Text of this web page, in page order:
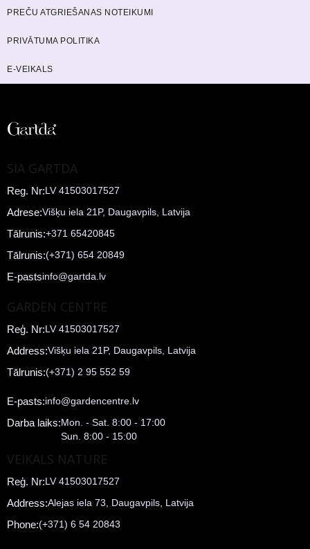
E-VEIKALS
PRIVĀTUMA POLITIKA
PREČU ATGRIEŠANAS NOTEIKUMI
SIA GARTDA
Reg. Nr:LV 41503017527
Adrese:Višķu iela 21P, Daugavpils, Latvija
Tālrunis:+371 65420845
Tālrunis:(+371) 654 20849
E-pastsinfo@gartda.lv
GARDEN CENTRE
Reģ. Nr:LV 41503017527
Address:Višķu iela 21P, Daugavpils, Latvija
Tālrunis:(+371) 2 95 552 59
E-pasts:info@gardencentre.lv
Darba laiks:Mon. - Sat. 8:00 - 17:00
Sun. 8:00 - 15:00
VEIKALS NATURE
Reģ. Nr:LV 41503017527
Address:Alejas iela 73, Daugavpils, Latvija
Phone:(+371) 6 54 20843